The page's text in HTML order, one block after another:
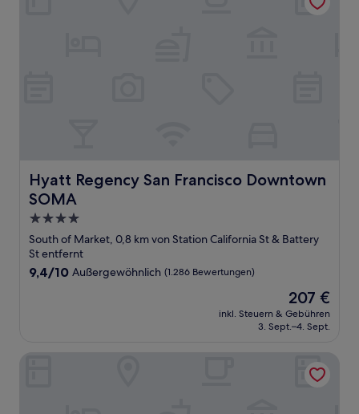
Hyatt Regency San Francisco Downtown
SOMA
Hyatt Regency San Francisco Downtown SOMA
4.0-
Sterne-
Unterkunft
South of Market, 0,8 km von Station California St & Battery
St entfernt
9.4
9,4/10 Außergewöhnlich (1.286 Bewertungen)
Der
Preis
beträgt
207 €
inkl. Steuern & Gebühren
3. Sept.–4. Sept.